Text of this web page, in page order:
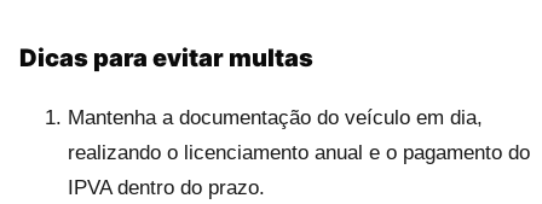
Dicas para evitar multas
Mantenha a documentação do veículo em dia,
realizando o licenciamento anual e o pagamento do
IPVA dentro do prazo.